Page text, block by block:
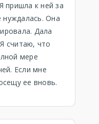
пришла к ней за
нуждалась. Она
Дала
считаю, что
мере
Если мне
ее вновь.